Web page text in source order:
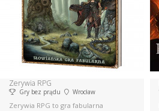
Zerywia RPG
Gry bez prądu Wrocław
Zerywia RPG to gra fabularna